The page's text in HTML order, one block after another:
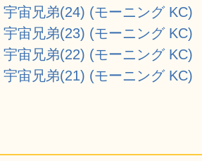
宇宙兄弟(24) (モーニング KC)
宇宙兄弟(23) (モーニング KC)
宇宙兄弟(22) (モーニング KC)
宇宙兄弟(21) (モーニング KC)